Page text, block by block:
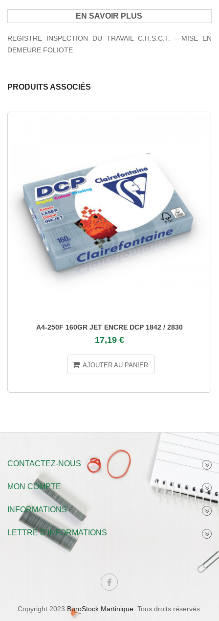
EN SAVOIR PLUS
REGISTRE INSPECTION DU TRAVAIL C.H.S.C.T. - MISE EN
DEMEURE FOLIOTE
PRODUITS ASSOCIÉS
A4-250F 160GR JET ENCRE DCP 1842 / 2830
17,19 €
AJOUTER AU PANIER
CONTACTEZ-NOUS
MON COMPTE
INFORMATIONS
LETTRE D'INFORMATIONS
Copyright 2023 BuroStock Martinique. Tous droits réservés.